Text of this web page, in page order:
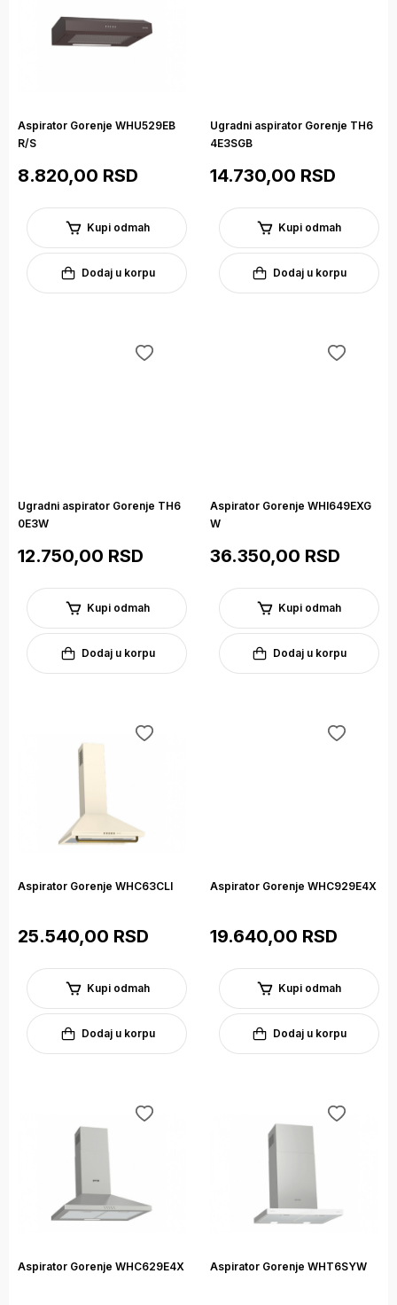
Aspirator Gorenje WHU529EB
R/S
8.820,00 RSD
Kupi odmah
Dodaj u korpu
Ugradni aspirator Gorenje TH6
4E3SGB
14.730,00 RSD
Kupi odmah
Dodaj u korpu
Ugradni aspirator Gorenje TH6
0E3W
12.750,00 RSD
Kupi odmah
Dodaj u korpu
Aspirator Gorenje WHI649EXG
W
36.350,00 RSD
Kupi odmah
Dodaj u korpu
Aspirator Gorenje WHC63CLI
25.540,00 RSD
Kupi odmah
Dodaj u korpu
Aspirator Gorenje WHC929E4X
19.640,00 RSD
Kupi odmah
Dodaj u korpu
Aspirator Gorenje WHC629E4X Aspirator Gorenje WHT6SYW